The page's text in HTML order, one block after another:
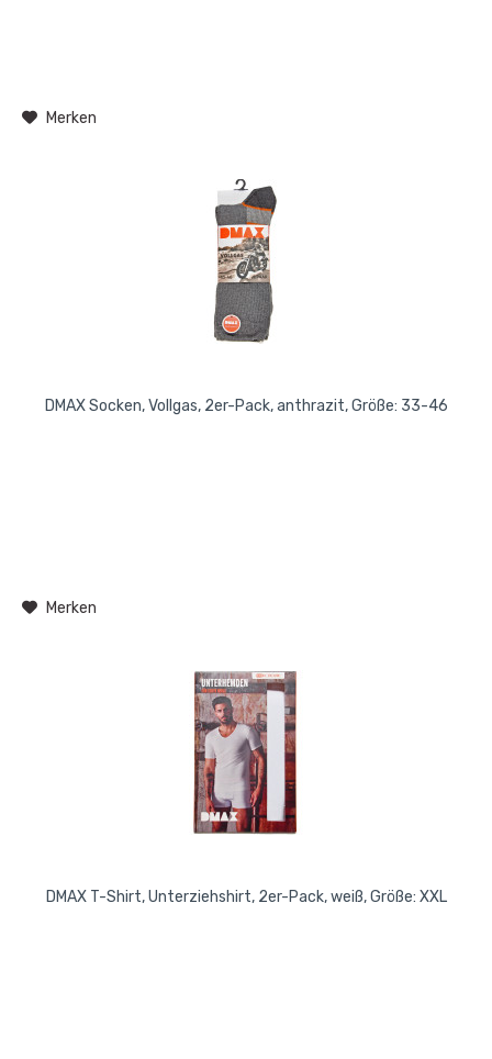
Merken
DMAX Socken, Vollgas, 2er-Pack, anthrazit, Größe: 33-46
Merken
DMAX T-Shirt, Unterziehshirt, 2er-Pack, weiß, Größe: XXL